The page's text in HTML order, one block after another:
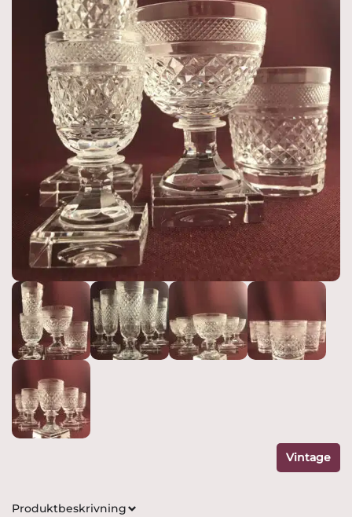
Vintage
Produktbeskrivning